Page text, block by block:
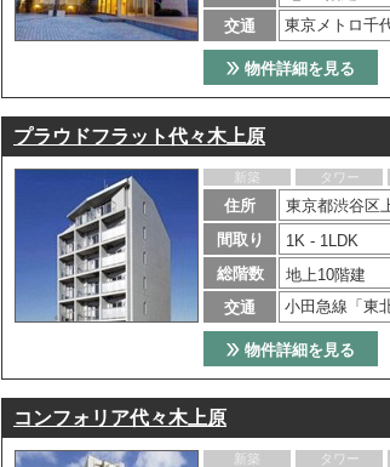
交通
東京メトロ千
物件詳細を見る
プラウドフラット代々木上原
新築 タワー
住所
東京都渋谷区
間取り
1K - 1LDK
総階数
地上10階建
交通
小田急線「東
物件詳細を見る
コンフォリア代々木上原
新築 タワー